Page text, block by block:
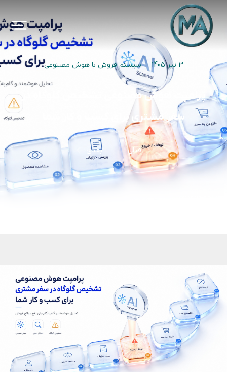
3 تیر 1405 سیستم فروش با هوش مصنوعی
پرامپت هوش مصنوعی تشخیص گلوگاه در
سفر مشتری برای کسب و کار شما
قبلی بعدی